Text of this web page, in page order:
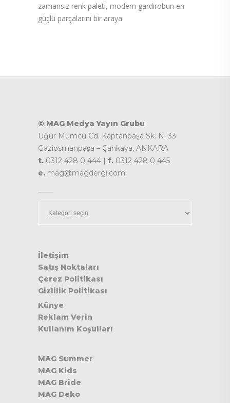
zamansız renk paleti, modern gardırobun en
güçlü parçalarını bir araya
© MAG Medya Yayın Grubu
Uğur Mumcu Cd. Kaptanpaşa Sk. N. 33
Gaziosmanpaşa – Çankaya, ANKARA
t. 0312 428 0 444 | f. 0312 428 0 445
e. mag@magdergi.com
İletişim
Satış Noktaları
Çerez Politikası
Gizlilik Politikası
Künye
Reklam Verin
Kullanım Koşulları
MAG Summer
MAG Kids
MAG Bride
MAG Deko